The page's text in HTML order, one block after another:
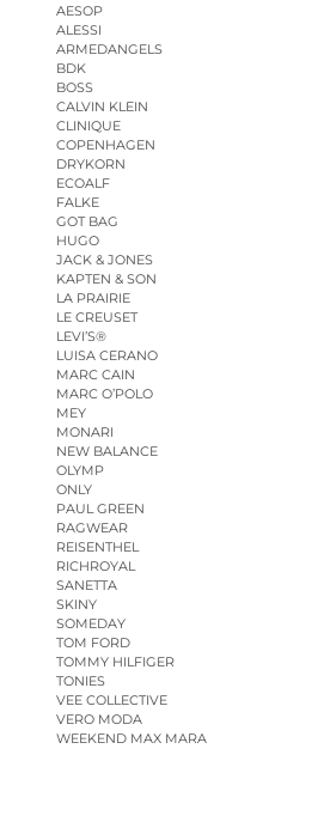
AESOP
ALESSI
ARMEDANGELS
BDK
BOSS
CALVIN KLEIN
CLINIQUE
COPENHAGEN
DRYKORN
ECOALF
FALKE
GOT BAG
HUGO
JACK & JONES
KAPTEN & SON
LA PRAIRIE
LE CREUSET
LEVI’S®
LUISA CERANO
MARC CAIN
MARC O’POLO
MEY
MONARI
NEW BALANCE
OLYMP
ONLY
PAUL GREEN
RAGWEAR
REISENTHEL
RICHROYAL
SANETTA
SKINY
SOMEDAY
TOM FORD
TOMMY HILFIGER
TONIES
VEE COLLECTIVE
VERO MODA
WEEKEND MAX MARA